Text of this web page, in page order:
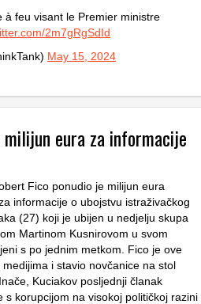
à feu visant le Premier ministre
2m7gRgSdId
May 15, 2024
eura za informacije
Fico ponudio je milijun eura
informacije o ubojstvu istraživačkog
(27) koji je ubijen u nedjelju skupa
Martinom Kusnirovom u svom
s po jednim metkom. Fico je ove
i stavio novčanice na stol
Kuciakov posljednji članak
korupcijom na visokoj političkoj razini